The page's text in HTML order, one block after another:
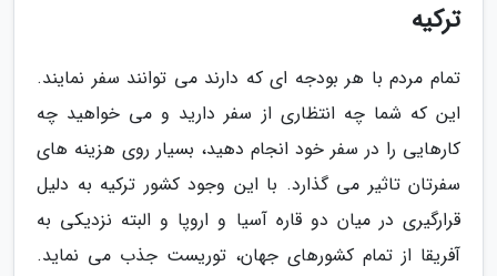
ترکیه
تمام مردم با هر بودجه ای که دارند می توانند سفر نمایند.
این که شما چه انتظاری از سفر دارید و می خواهید چه
کارهایی را در سفر خود انجام دهید، بسیار روی هزینه های
سفرتان تاثیر می گذارد. با این وجود کشور ترکیه به دلیل
قرارگیری در میان دو قاره آسیا و اروپا و البته نزدیکی به
آفریقا از تمام کشورهای جهان، توریست جذب می نماید.